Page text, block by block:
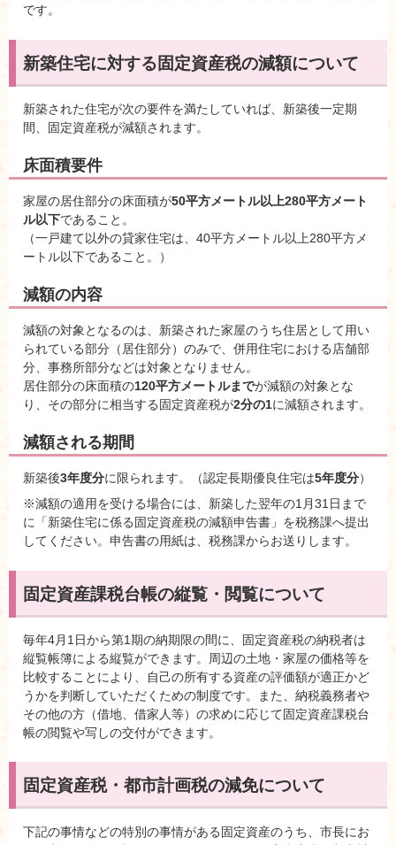
です。
新築住宅に対する固定資産税の減額について
新築された住宅が次の要件を満たしていれば、新築後一定期
間、固定資産税が減額されます。
床面積要件
家屋の居住部分の床面積が50平方メートル以上280平方メート
ル以下であること。
（一戸建て以外の貸家住宅は、40平方メートル以上280平方メ
ートル以下であること。）
減額の内容
減額の対象となるのは、新築された家屋のうち住居として用い
られている部分（居住部分）のみで、併用住宅における店舗部
分、事務所部分などは対象となりません。
居住部分の床面積の120平方メートルまでが減額の対象とな
り、その部分に相当する固定資産税が2分の1に減額されます。
減額される期間
新築後3年度分に限られます。（認定長期優良住宅は5年度分）
※減額の適用を受ける場合には、新築した翌年の1月31日まで
に「新築住宅に係る固定資産税の減額申告書」を税務課へ提出
してください。申告書の用紙は、税務課からお送りします。
固定資産課税台帳の縦覧・閲覧について
毎年4月1日から第1期の納期限の間に、固定資産税の納税者は
縦覧帳簿による縦覧ができます。周辺の土地・家屋の価格等を
比較することにより、自己の所有する資産の評価額が適正かど
うかを判断していただくための制度です。また、納税義務者や
その他の方（借地、借家人等）の求めに応じて固定資産課税台
帳の閲覧や写しの交付ができます。
固定資産税・都市計画税の減免について
下記の事情などの特別の事情がある固定資産のうち、市長にお